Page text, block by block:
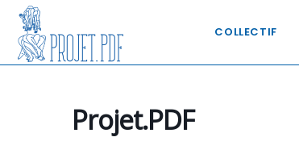
COLLECTIF
Projet.PDF